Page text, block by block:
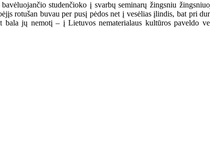
studenčioko į svarbų seminarų žingsniu
rotušan buvau per pusį pėdos net į vesėlias įlindis, bat pri
jų nemotį – į Lietuvos nematerialaus kultūros paveldo